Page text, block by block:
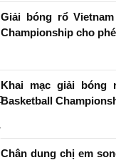
Giải bóng rổ
Championship cho
Khai mạc giải bóng
Basketball
Chân dung chị em